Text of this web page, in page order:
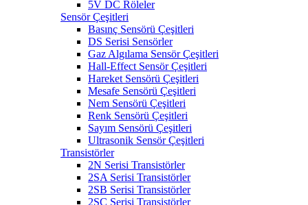
5V DC Röleler
Sensör Çeşitleri
Basınç Sensörü Çeşitleri
DS Serisi Sensörler
Gaz Algılama Sensör Çeşitleri
Hall-Effect Sensör Çeşitleri
Hareket Sensörü Çeşitleri
Mesafe Sensörü Çeşitleri
Nem Sensörü Çeşitleri
Renk Sensörü Çeşitleri
Sayım Sensörü Çeşitleri
Ultrasonik Sensör Çeşitleri
Transistörler
2N Serisi Transistörler
2SA Serisi Transistörler
2SB Serisi Transistörler
2SC Serisi Transistörler